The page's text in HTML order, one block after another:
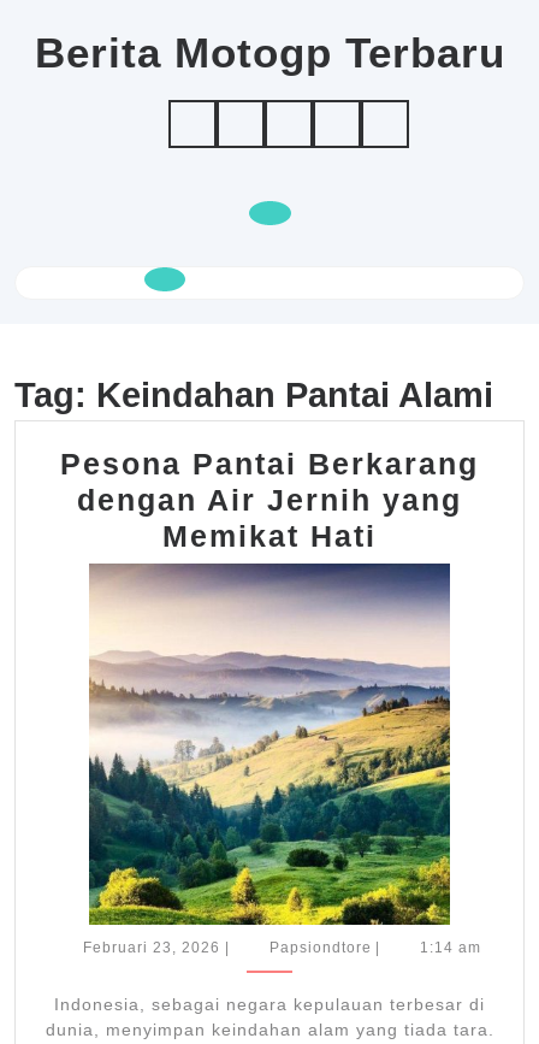
contentBerita Motogp Terbaru
Open
Tag: Keindahan Pantai Alami
Pesona Pantai Berkarang
dengan Air Jernih yang
Memikat Hati
Pantai
Air
Jernih
yang
Memikat
Hati
Februari 23, 2026 FebruariPapsiondtore Papsiondtore
1:14 am
Indonesia, sebagai negara kepulauan terbesar di
dunia, menyimpan keindahan alam yang tiada tara.